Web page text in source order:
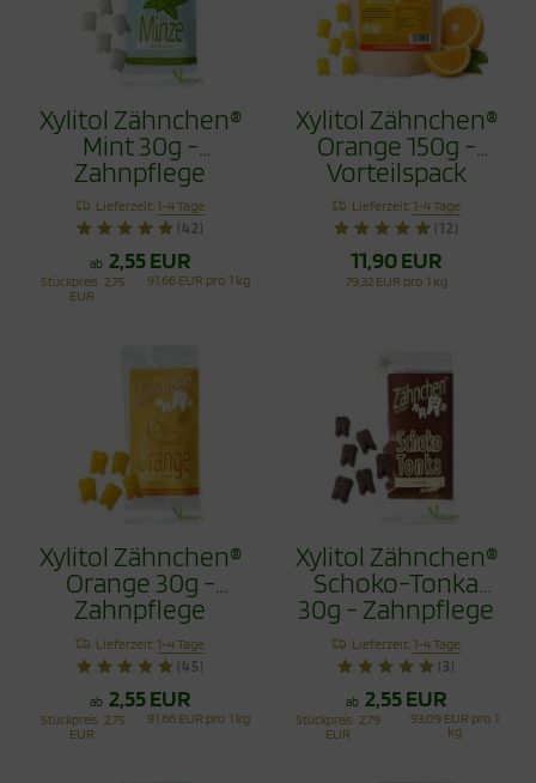
Xylitol Zähnchen®
Mint 30g -
Zahnpflege
Bonbons
Lieferzeit:1-4 Tage
(42)
ab 2,55 EUR
Stückpreis 2,75
EUR
91,66 EUR pro 1 kg
Xylitol Zähnchen®
Orange 150g -
Vorteilspack
Lieferzeit:1-4 Tage
(12)
11,90 EUR
79,32 EUR pro 1 kg
Xylitol Zähnchen®
Orange 30g -
Zahnpflege
Bonbons
Lieferzeit:1-4 Tage
(45)
ab 2,55 EUR
Stückpreis 2,75
EUR
91,66 EUR pro 1 kg
Xylitol Zähnchen®
Schoko-Tonka
30g - Zahnpflege
Bonbons
Lieferzeit:1-4 Tage
(3)
ab 2,55 EUR
Stückpreis 2,79
EUR
93,09 EUR pro 1
kg